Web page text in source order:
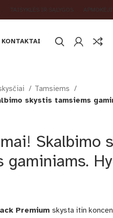
TAISYKLĖS IR SĄLYGOS
KONTAKTAI
Tamsiems
skystis tamsiems
Skalbimo
gaminiams.
Premium skysta itin